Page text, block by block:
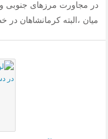
در مجاورت مرزهای جنوبی
میان ،البته کرمانشاهان